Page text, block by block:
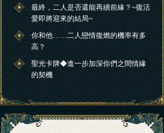
最終，二人是否還能再續前緣？~復活
愛即將迎來的結局~
你和他……二人戀情復燃的機率有多
高？
聖光卡牌◆進一步加深你們之間情緣
的契機